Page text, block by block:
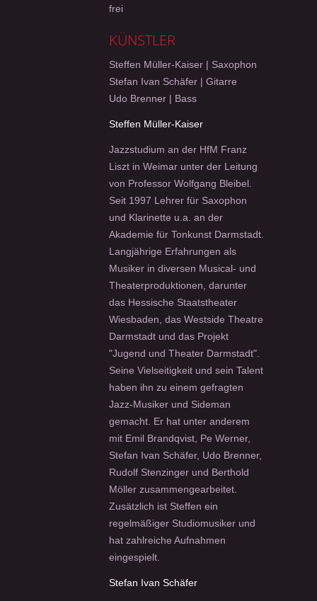
frei
KÜNSTLER
Steffen Müller-Kaiser | Saxophon
Stefan Ivan Schäfer | Gitarre
Udo Brenner | Bass
Steffen Müller-Kaiser
Jazzstudium an der HfM Franz
Liszt in Weimar unter der Leitung
von Professor Wolfgang Bleibel.
Seit 1997 Lehrer für Saxophon
und Klarinette u.a. an der
Akademie für Tonkunst Darmstadt.
Langjährige Erfahrungen als
Musiker in diversen Musical- und
Theaterproduktionen, darunter
das Hessische Staatstheater
Wiesbaden, das Westside Theatre
Darmstadt und das Projekt
"Jugend und Theater Darmstadt".
Seine Vielseitigkeit und sein Talent
haben ihn zu einem gefragten
Jazz-Musiker und Sideman
gemacht. Er hat unter anderem
mit Emil Brandqvist, Pe Werner,
Stefan Ivan Schäfer, Udo Brenner,
Rudolf Stenzinger und Berthold
Möller zusammengearbeitet.
Zusätzlich ist Steffen ein
regelmäßiger Studiomusiker und
hat zahlreiche Aufnahmen
eingespielt.
Stefan Ivan Schäfer